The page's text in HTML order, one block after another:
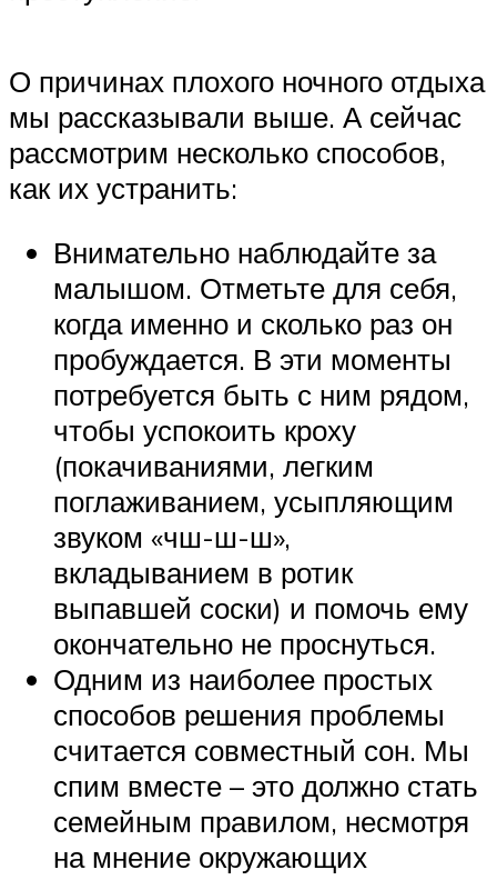
О причинах плохого ночного отдыха
мы рассказывали выше. А сейчас
рассмотрим несколько способов,
как их устранить:
Внимательно наблюдайте за
малышом. Отметьте для себя,
когда именно и сколько раз он
пробуждается. В эти моменты
потребуется быть с ним рядом,
чтобы успокоить кроху
(покачиваниями, легким
поглаживанием, усыпляющим
звуком «чш-ш-ш»,
вкладыванием в ротик
выпавшей соски) и помочь ему
окончательно не проснуться.
Одним из наиболее простых
способов решения проблемы
считается совместный сон. Мы
спим вместе – это должно стать
семейным правилом, несмотря
на мнение окружающих